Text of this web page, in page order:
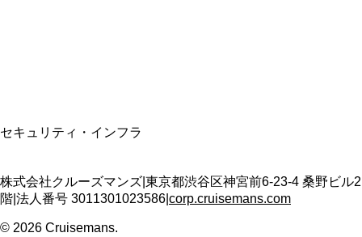
セキュリティ・インフラ
株式会社クルーズマンズ 東京都渋谷区神宮前6-23-4 桑野ビル2
階 法人番号 3011301023586 corp.cruisemans.com
© 2026 Cruisemans.